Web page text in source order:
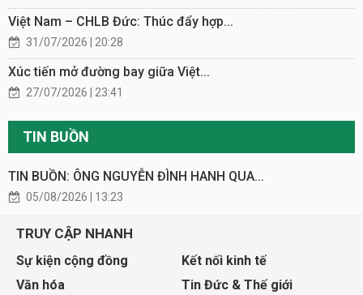
Việt Nam – CHLB Đức: Thúc đẩy hợp...
31/07/2026 | 20:28
Xúc tiến mở đường bay giữa Việt...
27/07/2026 | 23:41
TIN BUỒN
TIN BUỒN: ÔNG NGUYỄN ĐÌNH HANH QUA...
05/08/2026 | 13:23
TRUY CẬP NHANH
Sự kiện cộng đồng
Kết nối kinh tế
Văn hóa
Tin Đức & Thế giới